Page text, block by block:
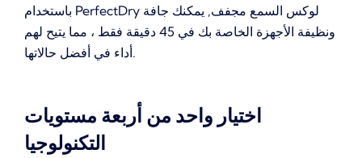
باستخدام PerfectDry لوكس السمع مجفف, يمكنك جافة
ونظيفة الأجهزة الخاصة بك في 45 دقيقة فقط ، مما يتيح لهم
أداء في أفضل حالاتها.
اختيار واحد من أربعة مستويات
التكنولوجيا